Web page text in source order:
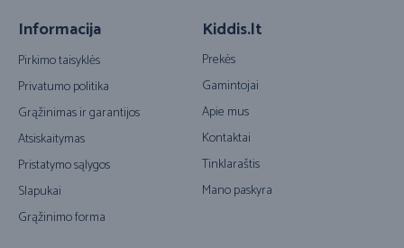
Informacija
Pirkimo taisyklės
Privatumo politika
Grąžinimas ir garantijos
Atsiskaitymas
Pristatymo sąlygos
Slapukai
Grąžinimo forma
Kiddis.lt
Prekės
Gamintojai
Apie mus
Kontaktai
Tinklaraštis
Mano paskyra